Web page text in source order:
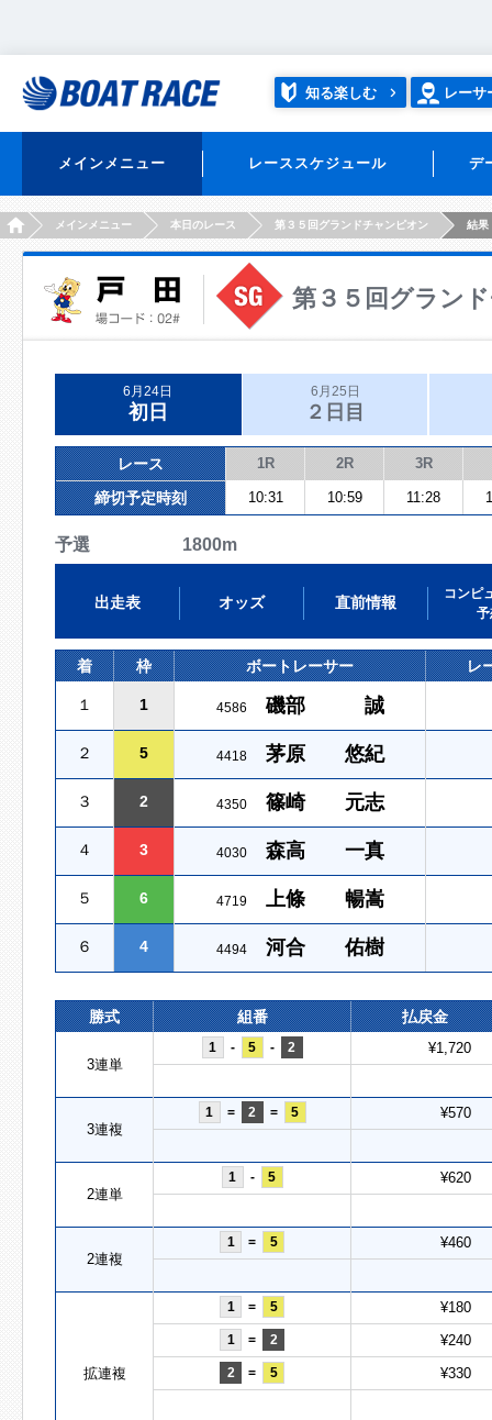
知る楽しむ レーサ
メインメニュー レーススケジュール デ
HOMEメインメニュー 本日のレース 第３５回グランドチャンピオン 結果
第３５回グラン
6月24日
初日
6月25日
２日目
レース 1R 2R 3R
締切予定時刻 10:31 10:59 11:28
予選 1800m
出走表 オッズ 直前情報
コンピ
予
着 枠 ボートレーサー レ
１ 1 4586 磯部 誠
２ 5 4418 茅原 悠紀
３ 2 4350 篠崎 元志
４ 3 4030 森高 一真
５ 6 4719 上條 暢嵩
６ 4 4494 河合 佑樹
勝式 組番 払戻金
3連単
1 - 5 - 2 ¥1,720
3連複
1 = 2 = 5 ¥570
2連単
1 - 5 ¥620
2連複
1 = 5 ¥460
拡連複
1 = 5 ¥180
1 = 2 ¥240
2 = 5 ¥330